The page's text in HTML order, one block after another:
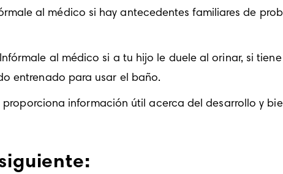
al médico si hay antecedentes familiares de
al médico si a tu hijo le duele al orinar, si
entrenado para usar el baño.
información útil acerca del desarrollo y